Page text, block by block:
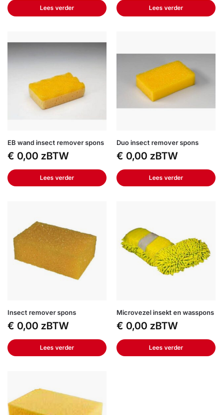
Lees verder Lees verder
EB wand insect remover spons
€ 0,00 zBTW
Lees verder
Duo insect remover spons
€ 0,00 zBTW
Lees verder
Insect remover spons
€ 0,00 zBTW
Lees verder
Microvezel insekt en wasspons
€ 0,00 zBTW
Lees verder